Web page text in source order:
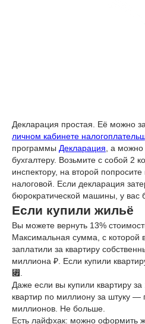
Декларация простая. Её можно
личном кабинете
программы Декларация , а
бухгалтеру. Возьмите с собой 2
инспектору, на второй попросите
налоговой. Если декларация
бюрократической машины, у вас
Если купили жильё
Вы можете вернуть 13%
Максимальная сумма, с которой
заплатили за квартиру
миллиона ₽. Если купили
⃏.
Даже если вы купили квартиру
квартир по миллиону за штуку —
миллионов. Не больше.
Есть лайфхак: можно оформить